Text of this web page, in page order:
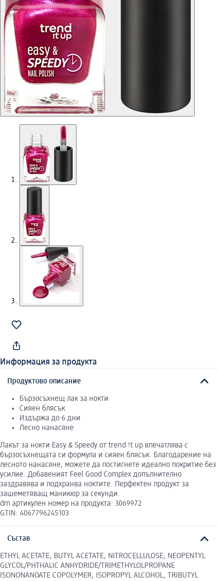
Информация за продукта
Продуктово описание
Бързосъхнещ лак за нокти
Сияен блясък
Издържа до 6 дни
Лесно нанасяне
Лакът за нокти Easy & Speedy от trend !t up впечатлява с
бързосъхнещата си формула и сияен блясък. Благодарение на
лесното нанасяне, можете да постигнете идеално покритие без
усилие. Добавеният Feel Good Complex допълнително
заздравява и подхранва ноктите. Перфектен продукт за
зашеметяващ маникюр за секунди.
dm артикулен номер на продукта: 3069972
GTIN: 4067796245103
Състав
ETHYL ACETATE, BUTYL ACETATE, NITROCELLULOSE, NEOPENTYL
GLYCOL/PHTHALIC ANHYDRIDE/TRIMETHYLOLPROPANE
ISONONANOATE COPOLYMER, ISOPROPYL ALCOHOL, TRIBUTYL